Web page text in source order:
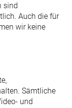
sind
Auch die für
wir keine
Sämtliche
und